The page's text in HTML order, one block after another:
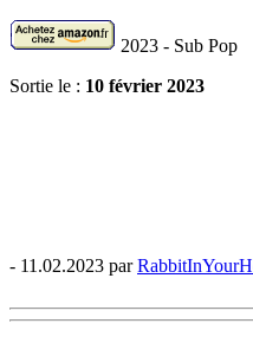
2023 - Sub Pop
Sortie le : 10 février 2023
- 11.02.2023 par